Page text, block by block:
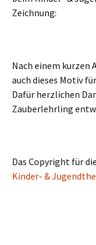
Zeichnung:
Nach einem kurzen
auch dieses Motiv
Dafür herzlichen
Zauberlehrling
Das Copyright für
Kinder- &